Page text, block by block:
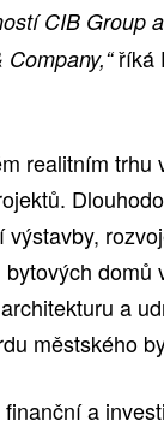
CIB Group
říká
realitním
domů
a
městského
a